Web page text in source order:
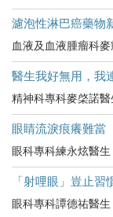
濾泡性淋巴癌藥物
血液及血液腫瘤科
醫生我好無用，我
精神科專科麥棨諾醫
眼睛流淚痕癢難
眼科專科練永炫醫生
「射哩眼」豈止
眼科專科譚德祐醫生